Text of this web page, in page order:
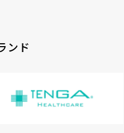
ンド